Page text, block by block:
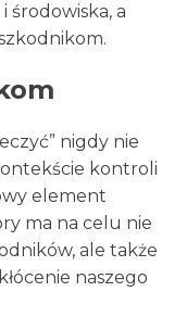
środowiska, a
nigdy nie
kontroli
element
ma na celu nie
ale także
naszego